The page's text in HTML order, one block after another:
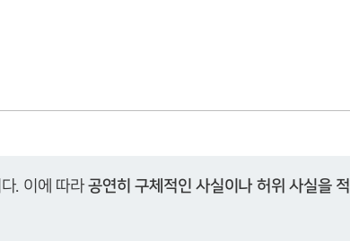
다. 이에 따라 공연히 구체적인 사실이나 허위 사실을 적